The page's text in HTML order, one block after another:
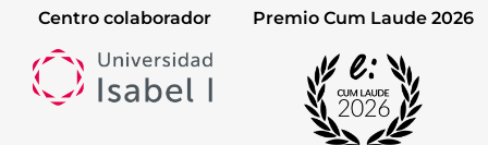
Centro colaborador Premio Cum Laude 2026